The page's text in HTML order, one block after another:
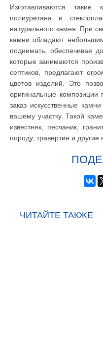
Изготавливаются
полиуретана и
натурального камня. При
камни обладают
поднимать, обеспечивая
которые занимаются
септиков, предлагают
цветов изделий. Это
оригинальные композиции
заказ искусственные
вашему участку. Такой
известняк, песчаник,
породу, травертин и другие
ЧИТАЙТЕ ТАКЖЕ